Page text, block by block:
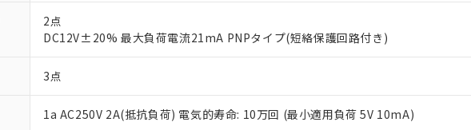
2点
DC12V±20% 最大負荷電流21mA PNPタイプ(短絡保護回路付き)
3点
1a AC250V 2A(抵抗負荷) 電気的寿命: 10万回 (最小適用負荷 5V 10mA)